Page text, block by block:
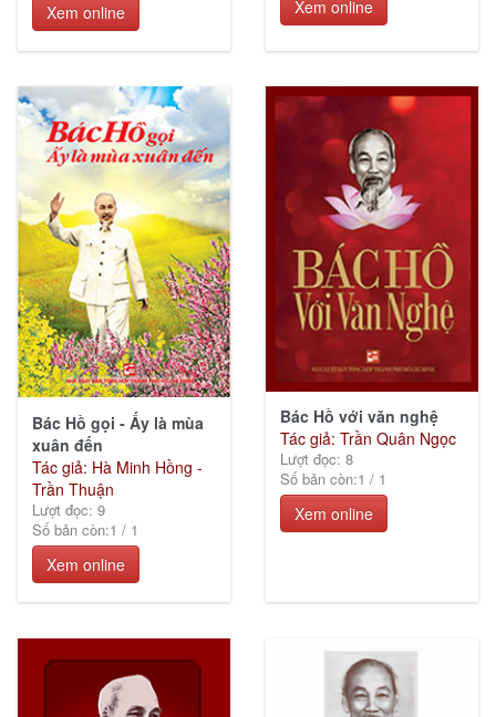
Xem online Xem online
Bác Hồ gọi - Ấy là mùa
xuân đến
Tác giả: Hà Minh Hồng -
Trần Thuận
Lượt đọc: 9
Số bản còn:1 /1
Xem online
Bác Hồ với văn nghệ
Tác giả: Trần Quân Ngọc
Lượt đọc: 8
Số bản còn:1 /1
Xem online